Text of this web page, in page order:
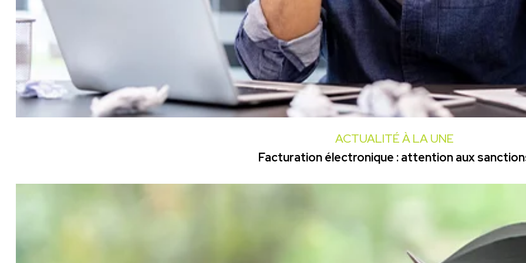
ACTUALITÉ À LA UNE
Facturation électronique : attention aux